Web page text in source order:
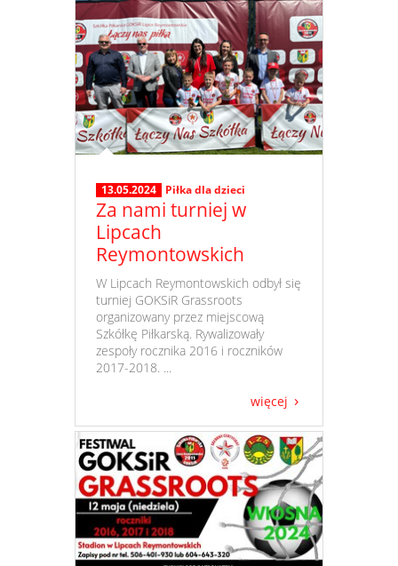
13.05.2024 Piłka dla dzieci
Za nami turniej w
Lipcach
Reymontowskich
​ W Lipcach Reymontowskich odbył się
turniej GOKSiR Grassroots
organizowany przez miejscową
Szkółkę Piłkarską. Rywalizowały
zespoły rocznika 2016 i roczników
2017-2018. ...
więcej